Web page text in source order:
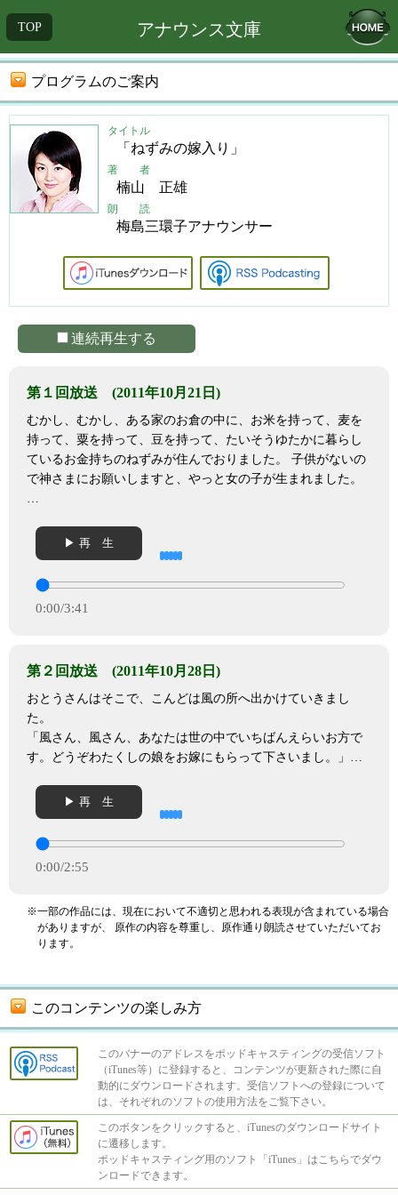
アナウンス文庫
TOP
プログラムのご案内
タイトル
「ねずみの嫁入り」
著 者
楠山 正雄
朗 読
梅島三環子アナウンサー
連続再生する
第１回放送 (2011年10月21日)
むかし、むかし、ある家のお倉の中に、お米を持って、麦を
持って、粟を持って、豆を持って、たいそうゆたかに暮らし
ているお金持ちのねずみが住んでおりました。 子供がないの
で神さまにお願いしますと、やっと女の子が生まれました。
…
▶ 再 生
0:00/3:41
第２回放送 (2011年10月28日)
おとうさんはそこで、こんどは風の所へ出かけていきまし
た。
「風さん、風さん、あなたは世の中でいちばんえらいお方で
す。どうぞわたくしの娘をお嫁にもらって下さいまし。」…
▶ 再 生
0:00/2:55
※一部の作品には、現在において不適切と思われる表現が含まれている場合
がありますが、
原作の内容を尊重し、原作通り朗読させていただいてお
ります。
このコンテンツの楽しみ方
このバナーのアドレスをポッドキャスティングの受信ソフト
（iTunes等）に登録すると、コンテンツが更新された際に自
動的にダウンロードされます。受信ソフトへの登録について
は、それぞれのソフトの使用方法をご覧下さい。
このボタンをクリックすると、iTunesのダウンロードサイト
に遷移します。
ポッドキャスティング用のソフト「iTunes」はこちらでダウ
ンロードできます。